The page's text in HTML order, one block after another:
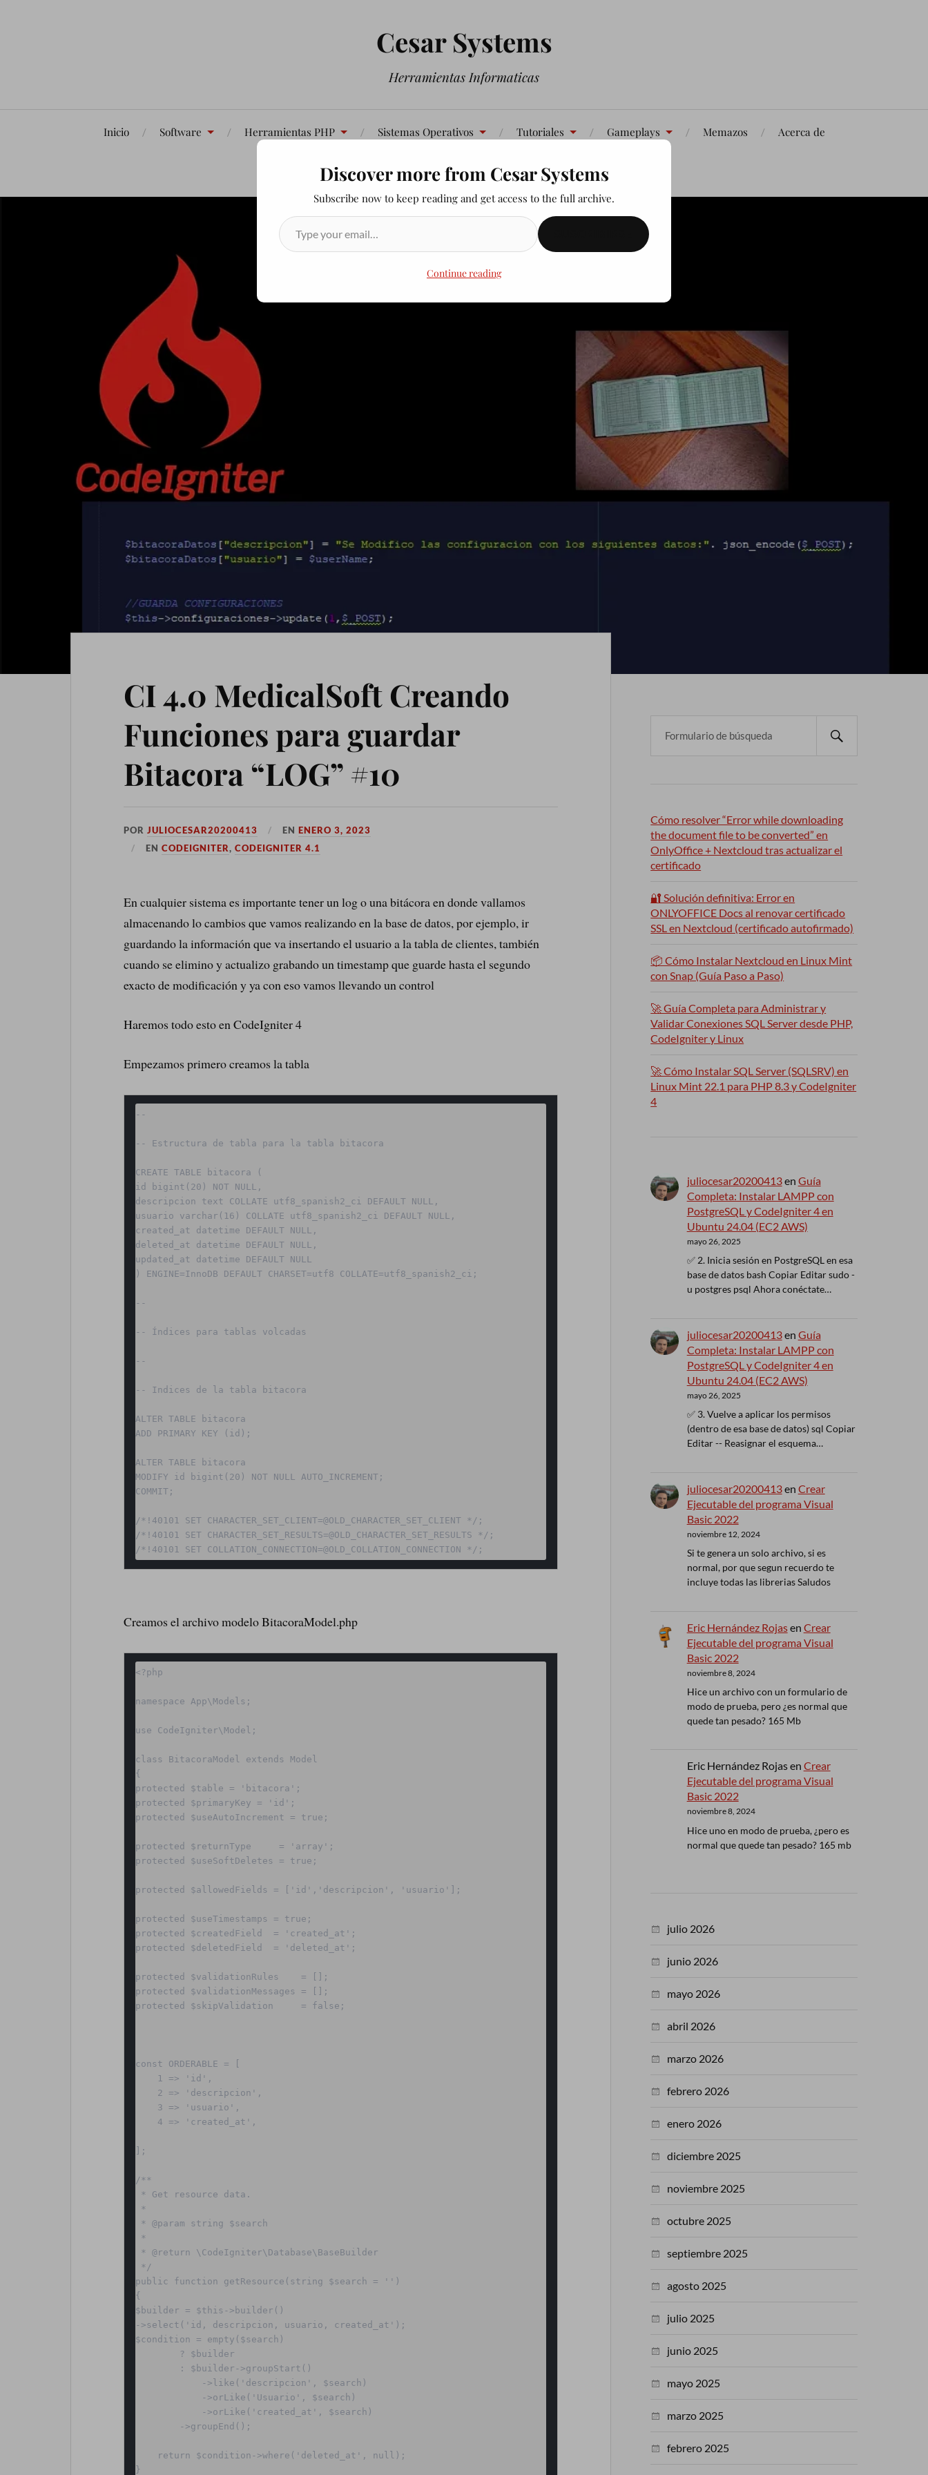
Cesar Systems
Herramientas Informaticas
Inicio Software Herramientas PHP Sistemas Operativos Tutoriales Gameplays Memazos Acerca de
Contáctenos
CI 4.0 MedicalSoft Creando
Funciones para guardar
Bitacora “LOG” #10
PORJULIOCESAR20200413 ENENERO 3, 2023
ENCODEIGNITER,CODEIGNITER 4.1
En cualquier sistema es importante tener un log o una bitácora en donde vallamos
almacenando lo cambios que vamos realizando en la base de datos, por ejemplo, ir
guardando la información que va insertando el usuario a la tabla de clientes, también
cuando se elimino y actualizo grabando un timestamp que guarde hasta el segundo
exacto de modificación y ya con eso vamos llevando un control
Haremos todo esto en CodeIgniter 4
Empezamos primero creamos la tabla
--
-- Estructura de tabla para la tabla bitacora
CREATE TABLE bitacora (
id bigint(20) NOT NULL,
descripcion text COLLATE utf8_spanish2_ci DEFAULT NULL,
usuario varchar(16) COLLATE utf8_spanish2_ci DEFAULT NULL,
created_at datetime DEFAULT NULL,
deleted_at datetime DEFAULT NULL,
updated_at datetime DEFAULT NULL
) ENGINE=InnoDB DEFAULT CHARSET=utf8 COLLATE=utf8_spanish2_ci;
--
-- Índices para tablas volcadas
--
-- Indices de la tabla bitacora
ALTER TABLE bitacora
ADD PRIMARY KEY (id);
ALTER TABLE bitacora
MODIFY id bigint(20) NOT NULL AUTO_INCREMENT;
COMMIT;
/*!40101 SET CHARACTER_SET_CLIENT=@OLD_CHARACTER_SET_CLIENT */;
/*!40101 SET CHARACTER_SET_RESULTS=@OLD_CHARACTER_SET_RESULTS */;
/*!40101 SET COLLATION_CONNECTION=@OLD_COLLATION_CONNECTION */;
Creamos el archivo modelo BitacoraModel.php
<?php
namespace App\Models;
use CodeIgniter\Model;
class BitacoraModel extends Model
{
protected $table = 'bitacora';
protected $primaryKey = 'id';
protected $useAutoIncrement = true;
protected $returnType     = 'array';
protected $useSoftDeletes = true;
protected $allowedFields = ['id','descripcion', 'usuario'];
protected $useTimestamps = true;
protected $createdField  = 'created_at';
protected $deletedField  = 'deleted_at';
protected $validationRules    = [];
protected $validationMessages = [];
protected $skipValidation     = false;
const ORDERABLE = [
];
/**
public function getResource(string $search = '')
{
$builder = $this->builder()
->select('id, descripcion, usuario, created_at');
$condition = empty($search)
Cómo resolver “Error while downloading
the document file to be converted” en
OnlyOffice + Nextcloud tras actualizar el
certificado
🔐 Solución definitiva: Error en
ONLYOFFICE Docs al renovar certificado
SSL en Nextcloud (certificado autofirmado)
📦 Cómo Instalar Nextcloud en Linux Mint
con Snap (Guía Paso a Paso)
🚀 Guía Completa para Administrar y
Validar Conexiones SQL Server desde PHP,
CodeIgniter y Linux
🚀 Cómo Instalar SQL Server (SQLSRV) en
Linux Mint 22.1 para PHP 8.3 y CodeIgniter
4
juliocesar20200413en Guía
Completa: Instalar LAMPP con
PostgreSQL y CodeIgniter 4 en
Ubuntu 24.04 (EC2 AWS)
mayo 26, 2025
✅ 2. Inicia sesión en PostgreSQL en esa
base de datos bash Copiar Editar sudo -
u postgres psql Ahora conéctate…
juliocesar20200413en Guía
Completa: Instalar LAMPP con
PostgreSQL y CodeIgniter 4 en
Ubuntu 24.04 (EC2 AWS)
mayo 26, 2025
✅ 3. Vuelve a aplicar los permisos
(dentro de esa base de datos) sql Copiar
Editar -- Reasignar el esquema…
juliocesar20200413en Crear
Ejecutable del programa Visual
Basic 2022
noviembre 12, 2024
Si te genera un solo archivo, si es
normal, por que segun recuerdo te
incluye todas las librerias Saludos
Eric Hernández Rojasen Crear
Ejecutable del programa Visual
Basic 2022
noviembre 8, 2024
Hice un archivo con un formulario de
modo de prueba, pero ¿es normal que
quede tan pesado? 165 Mb
Eric Hernández Rojasen Crear
Ejecutable del programa Visual
Basic 2022
noviembre 8, 2024
Hice uno en modo de prueba, ¿pero es
normal que quede tan pesado? 165 mb
julio 2026
junio 2026
mayo 2026
abril 2026
marzo 2026
febrero 2026
enero 2026
diciembre 2025
noviembre 2025
octubre 2025
septiembre 2025
agosto 2025
julio 2025
junio 2025
mayo 2025
marzo 2025
febrero 2025
Discover more from Cesar Systems
Subscribe now to keep reading and get access to the full archive.
Continue reading